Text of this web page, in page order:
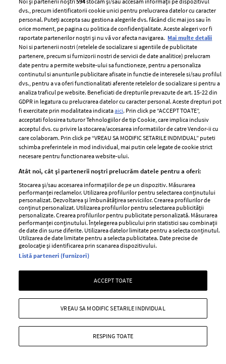
O imagine de acum 20 de ani cu
Prințesa Charlene de Monaco face
valuri pe internet. Care este motivul
PEOPLE 06 august 2026
O fotografie realizată în 2007 cu Prințesa Charlene de
Monaco a scos la iveală un aspect inedit.
+ MAI MULTE
Lora, declarații sincere despre
dvs., precum identificatorii cookie unici pentru prelucrarea datelor cu caracter
personal. Puteți accepta sau gestiona alegerile dvs. făcând clic mai jos sau în
orice moment, pe pagina cu politica de confidențialitate. Aceste alegeri vor fi
raportate partenerilor noștri și nu vă vor afecta navigarea. Mai multe detalii
Noi si partenerii nostri (retelele de socializare si agentiile de publicitate
partenere, precum si furnizorii nostri de servicii de date analitice) prelucram
date pentru a permite website-ului sa functioneze, pentru a personaliza
continutul si anunturile publicitare afisate in functie de interesele si/sau profilul
dvs., pentru a va oferi functionalitati aferente retelelor de socializare si pentru a
analiza traficul pe website. Beneficiati de drepturile prevazute de art. 15-22 din
GDPR in legatura cu prelucrarea datelor cu caracter personal. Aceste drepturi pot
fi exercitate prin modalitatea indicataaici. Prin click pe “ACCEPT TOATE”,
acceptati folosirea tuturor Tehnologiilor de tip Cookie, care implica inclusiv
acceptul dvs. cu privire la stocarea/accesarea informatiilor de catre Vendor-ii cu
care colaboram. Prin click pe “VREAU SA MODIFIC SETARILE INDIVIDUAL” puteti
schimba preferintele in mod individual, mai putin cele legate de cookie strict
necesare pentru functionarea website-ului.
Atât noi, cât și partenerii noștri prelucrăm datele pentru a oferi:
Stocarea și/sau accesarea informațiilor de pe un dispozitiv. Măsurarea
performanței reclamelor. Utilizarea profilurilor pentru selectarea conținutului
personalizat. Dezvoltarea și îmbunătățirea serviciilor. Crearea profilurilor de
conținut personalizat. Utilizarea profilurilor pentru selectarea publicității
personalizate. Crearea profilurilor pentru publicitate personalizată. Măsurarea
performanței conținutului. Înțelegerea publicului prin statistici sau combinații
de date din surse diferite. Utilizarea datelor limitate pentru a selecta conținutul.
Utilizarea de date limitate pentru a selecta publicitatea. Date precise de
geolocație și identificarea prin scanarea dispozitivului.
Listă parteneri (furnizori)
ACCEPT TOATE
RESPING TOATE
VREAU SA MODIFIC SETARILE INDIVIDUAL